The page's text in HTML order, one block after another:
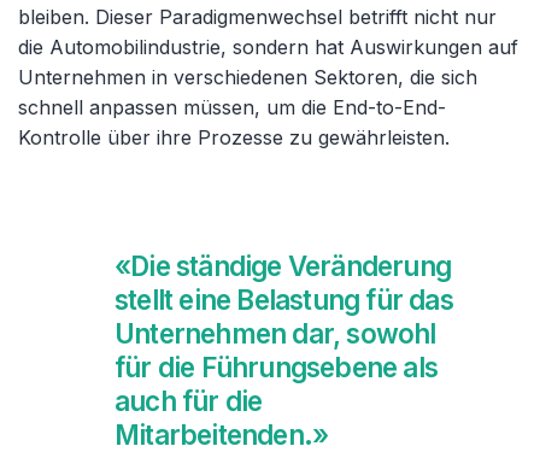
bleiben. Dieser Paradigmenwechsel betrifft nicht nur
die Automobilindustrie, sondern hat Auswirkungen auf
Unternehmen in verschiedenen Sektoren, die sich
schnell anpassen müssen, um die End-to-End-
Kontrolle über ihre Prozesse zu gewährleisten.
«Die ständige Veränderung
stellt eine Belastung für das
Unternehmen dar, sowohl
für die Führungsebene als
auch für die
Mitarbeitenden.»